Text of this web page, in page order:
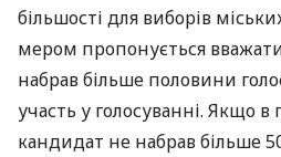
більшості для виборів
мером пропонується
набрав більше половини
участь у голосуванні. Якщо
кандидат не набрав більше